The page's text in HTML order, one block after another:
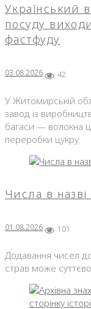
Український
посуду
фастфуду
03.08.2026 42
У Житомирській
завод із
багаси — волокна
переробки цукру.
Числа в
01.08.2026 101
Додавання чисел до
страв може